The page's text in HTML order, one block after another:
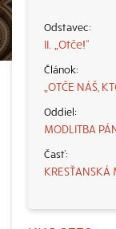
II. „Otče!“
„OTČE NÁŠ,
MODLITBA
KRESŤANSKÁ